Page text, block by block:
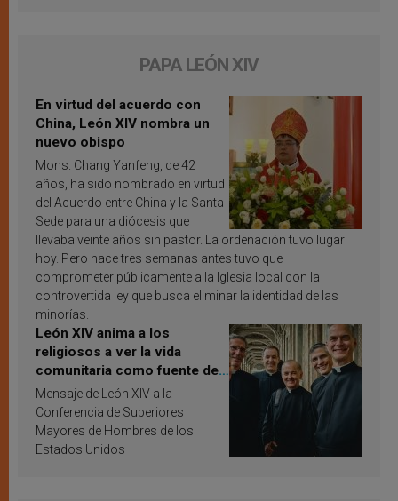
PAPA LEÓN XIV
En virtud del acuerdo con
China, León XIV nombra un
nuevo obispo
Mons. Chang Yanfeng, de 42
años, ha sido nombrado en virtud
del Acuerdo entre China y la Santa
Sede para una diócesis que
llevaba veinte años sin pastor. La ordenación tuvo lugar
hoy. Pero hace tres semanas antes tuvo que
comprometer públicamente a la Iglesia local con la
controvertida ley que busca eliminar la identidad de las
minorías.
León XIV anima a los
religiosos a ver la vida
comunitaria como fuente de
inspiración y santificación
Mensaje de León XIV a la
Conferencia de Superiores
Mayores de Hombres de los
Estados Unidos